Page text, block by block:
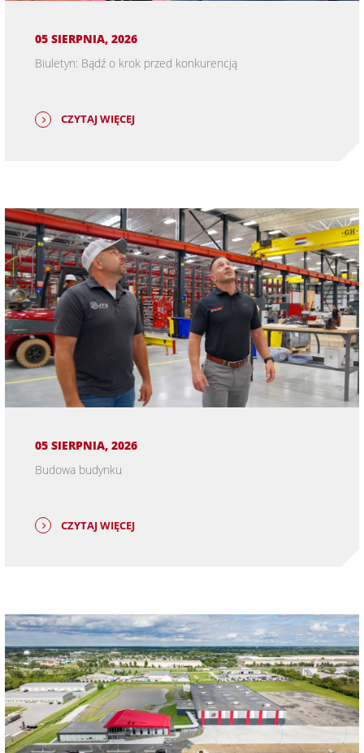
05 SIERPNIA, 2026
Biuletyn: Bądź o krok przed konkurencją
CZYTAJ WIĘCEJ
05 SIERPNIA, 2026
Budowa budynku
CZYTAJ WIĘCEJ